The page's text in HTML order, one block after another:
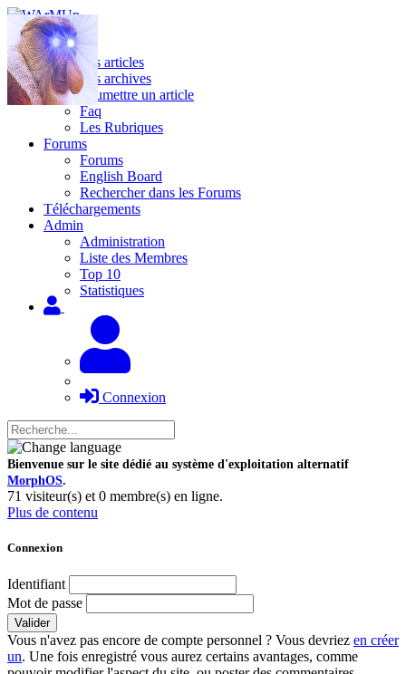
Site
Les articles
Les archives
Soumettre un article
Faq
Les Rubriques
Forums
Forums
English Board
Rechercher dans les Forums
Téléchargements
Admin
Administration
Liste des Membres
Top 10
Statistiques
Connexion
Bienvenue sur le site dédié au système d'exploitation alternatif
MorphOS.
71 visiteur(s) et 0 membre(s) en ligne.
Plus de contenu
Connexion
Identifiant
Mot de passe
Valider
Vous n'avez pas encore de compte personnel ? Vous devriez en créer
un. Une fois enregistré vous aurez certains avantages, comme